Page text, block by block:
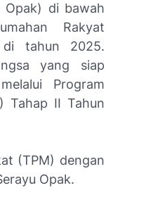
Opak) di bawah
Rakyat
di tahun 2025.
yang siap
Program
Tahap II Tahun
(TPM) dengan
Opak.